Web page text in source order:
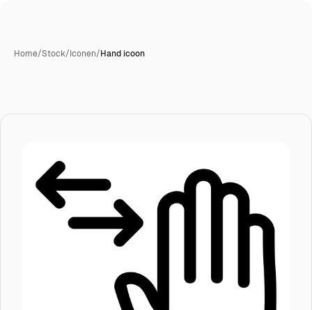
Home/Stock/Iconen/Hand icoon